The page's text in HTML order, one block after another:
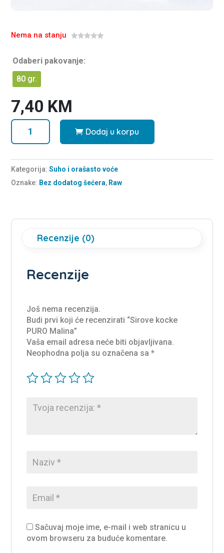
Nema na stanju
t
Odaberi pakovanje:
80 gr.
7,40 KM
Sirove
kocke
Malina
količina
Dodaj u korpu
Kategorija:Suho i orašasto voće
Oznake: Bez dodatog šećera, Raw
Recenzije (0)
Recenzije
Još nema recenzija.
Budi prvi koji će recenzirati “Sirove kocke
PURO Malina”
Vaša email adresa neće biti objavljivana.
Neophodna polja su označena sa*
Sačuvaj moje ime, e-mail i web stranicu u
ovom browseru za buduće komentare.